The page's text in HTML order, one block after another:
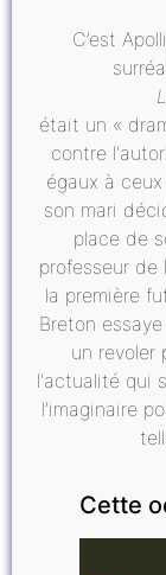
C’est
était un «
contre
égaux à
son mari
place de
professeur
la première
Breton
un revoler
l'actualité qui
l’imaginaire
Cette